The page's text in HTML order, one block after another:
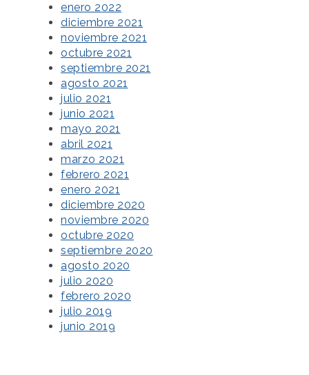
enero 2022
diciembre 2021
noviembre 2021
octubre 2021
septiembre 2021
agosto 2021
julio 2021
junio 2021
mayo 2021
abril 2021
marzo 2021
febrero 2021
enero 2021
diciembre 2020
noviembre 2020
octubre 2020
septiembre 2020
agosto 2020
julio 2020
febrero 2020
julio 2019
junio 2019